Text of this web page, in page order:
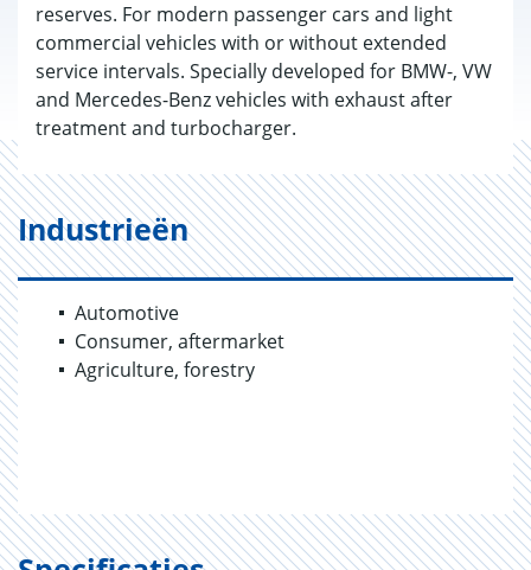
reserves. For modern passenger cars and light
commercial vehicles with or without extended
service intervals. Specially developed for BMW-, VW
and Mercedes-Benz vehicles with exhaust after
treatment and turbocharger.
Industrieën
Automotive
Consumer, aftermarket
Agriculture, forestry